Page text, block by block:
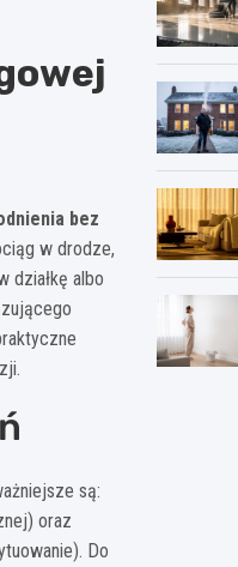
bez
w drodze,
działkę albo
są:
oraz
Do